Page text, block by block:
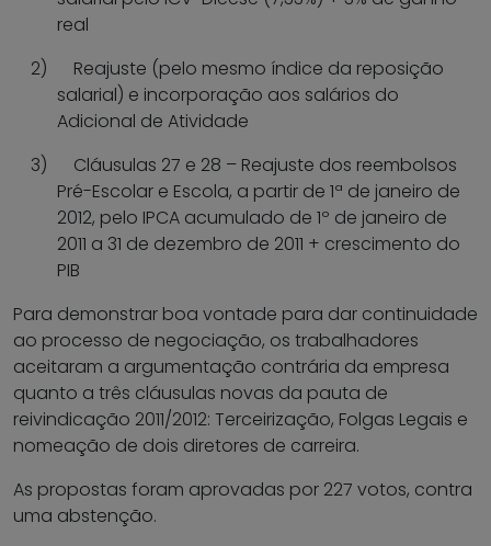
real
2)
Reajuste (pelo mesmo índice da reposição
salarial) e incorporação aos salários do
Adicional de Atividade
3)
Cláusulas 27 e 28 – Reajuste dos reembolsos
Pré-Escolar e Escola, a partir de 1ª de janeiro de
2012, pelo IPCA acumulado de 1º de janeiro de
2011 a 31 de dezembro de 2011 + crescimento do
PIB
Para demonstrar boa vontade para dar continuidade
ao processo de negociação, os trabalhadores
aceitaram a argumentação contrária da empresa
quanto a três cláusulas novas da pauta de
reivindicação 2011/2012: Terceirização, Folgas Legais e
nomeação de dois diretores de carreira.
As propostas foram aprovadas por 227 votos, contra
uma abstenção.